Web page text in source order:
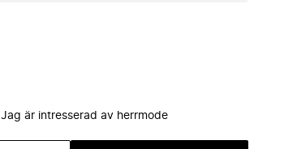
Jag är intresserad av herrmode